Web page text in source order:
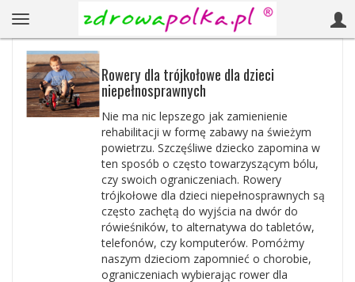
Rowery dla trójkołowe dla dzieci
niepełnosprawnych
Nie ma nic lepszego jak zamienienie
rehabilitacji w formę zabawy na świeżym
powietrzu. Szczęśliwe dziecko zapomina w
ten sposób o często towarzyszącym bólu,
czy swoich ograniczeniach. Rowery
trójkołowe dla dzieci niepełnosprawnych są
często zachętą do wyjścia na dwór do
rówieśników, to alternatywa do tabletów,
telefonów, czy komputerów. Pomóżmy
naszym dzieciom zapomnieć o chorobie,
ograniczeniach wybierając rower dla